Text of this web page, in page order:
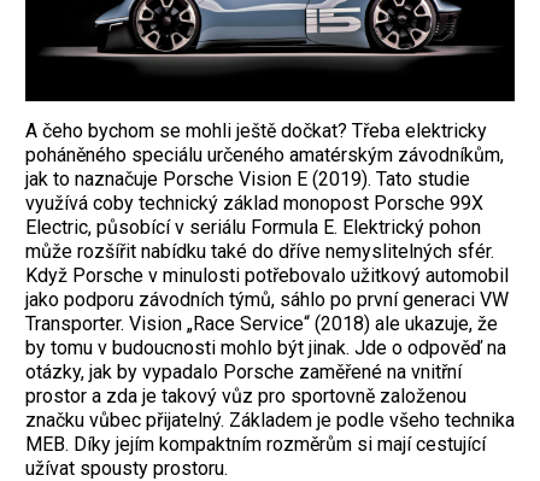
A čeho bychom se mohli ještě dočkat? Třeba elektricky
poháněného speciálu určeného amatérským závodníkům,
jak to naznačuje Porsche Vision E (2019). Tato studie
využívá coby technický základ monopost Porsche 99X
Electric, působící v seriálu Formula E. Elektrický pohon
může rozšířit nabídku také do dříve nemyslitelných sfér.
Když Porsche v minulosti potřebovalo užitkový automobil
jako podporu závodních týmů, sáhlo po první generaci VW
Transporter. Vision „Race Service“ (2018) ale ukazuje, že
by tomu v budoucnosti mohlo být jinak. Jde o odpověď na
otázky, jak by vypadalo Porsche zaměřené na vnitřní
prostor a zda je takový vůz pro sportovně založenou
značku vůbec přijatelný. Základem je podle všeho technika
MEB. Díky jejím kompaktním rozměrům si mají cestující
užívat spousty prostoru.